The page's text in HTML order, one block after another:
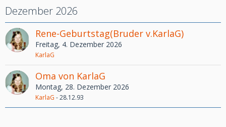
Dezember 2026
Rene-Geburtstag(Bruder v.KarlaG)
Freitag, 4. Dezember 2026
KarlaG
Oma von KarlaG
Montag, 28. Dezember 2026
KarlaG -28.12.93